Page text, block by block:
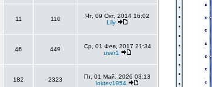
11 110
Чт, 09 Окт, 2014 16:02
Lily
46 449
Ср, 01 Фев, 2017 21:34
user1
182 2323
Пт, 01 Май, 2026 03:13
loktev1954